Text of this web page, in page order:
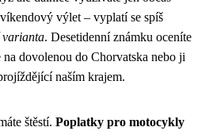
výlet – vyplatí se spíš
varianta. Desetidenní známku oceníte
dovolenou do Chorvatska nebo ji
naším krajem.
štěstí. Poplatky pro motocykly